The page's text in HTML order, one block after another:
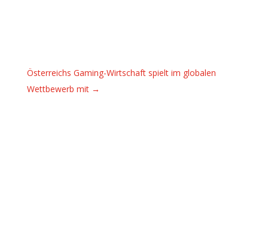
Österreichs Gaming-Wirtschaft spielt im globalen
Wettbewerb mit→